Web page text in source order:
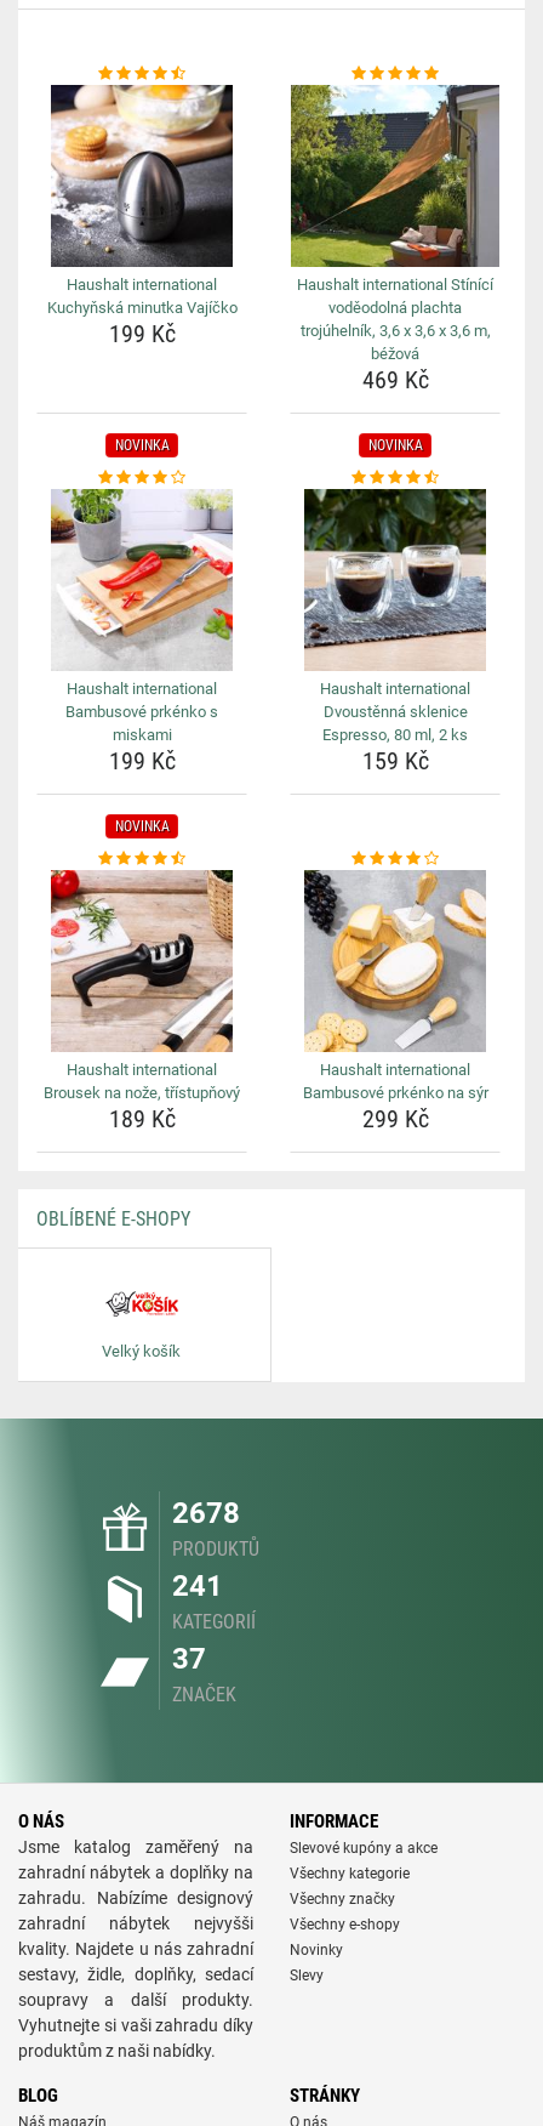
Haushalt international
Kuchyňská minutka Vajíčko
199 Kč
Haushalt international Stínící
voděodolná plachta
trojúhelník, 3,6 x 3,6 x 3,6 m,
béžová
469 Kč
NOVINKA
Haushalt international
Bambusové prkénko s
miskami
199 Kč
NOVINKA
Haushalt international
Dvoustěnná sklenice
Espresso, 80 ml, 2 ks
159 Kč
NOVINKA
Haushalt international
Brousek na nože, třístupňový
189 Kč
Haushalt international
Bambusové prkénko na sýr
299 Kč
OBLÍBENÉ E-SHOPY
Velký košík
2678
PRODUKTŮ
241
KATEGORIÍ
37
ZNAČEK
O NÁS
Jsme katalog zaměřený na
zahradní nábytek a doplňky na
zahradu. Nabízíme designový
zahradní nábytek nejvyšši
kvality. Najdete u nás zahradní
sestavy, židle, doplňky, sedací
soupravy a další produkty.
Vyhutnejte si vaši zahradu díky
produktům z naši nabídky.
INFORMACE
Slevové kupóny a akce
Všechny kategorie
Všechny značky
Všechny e-shopy
Novinky
Slevy
BLOG
Náš magazín
STRÁNKY
O nás